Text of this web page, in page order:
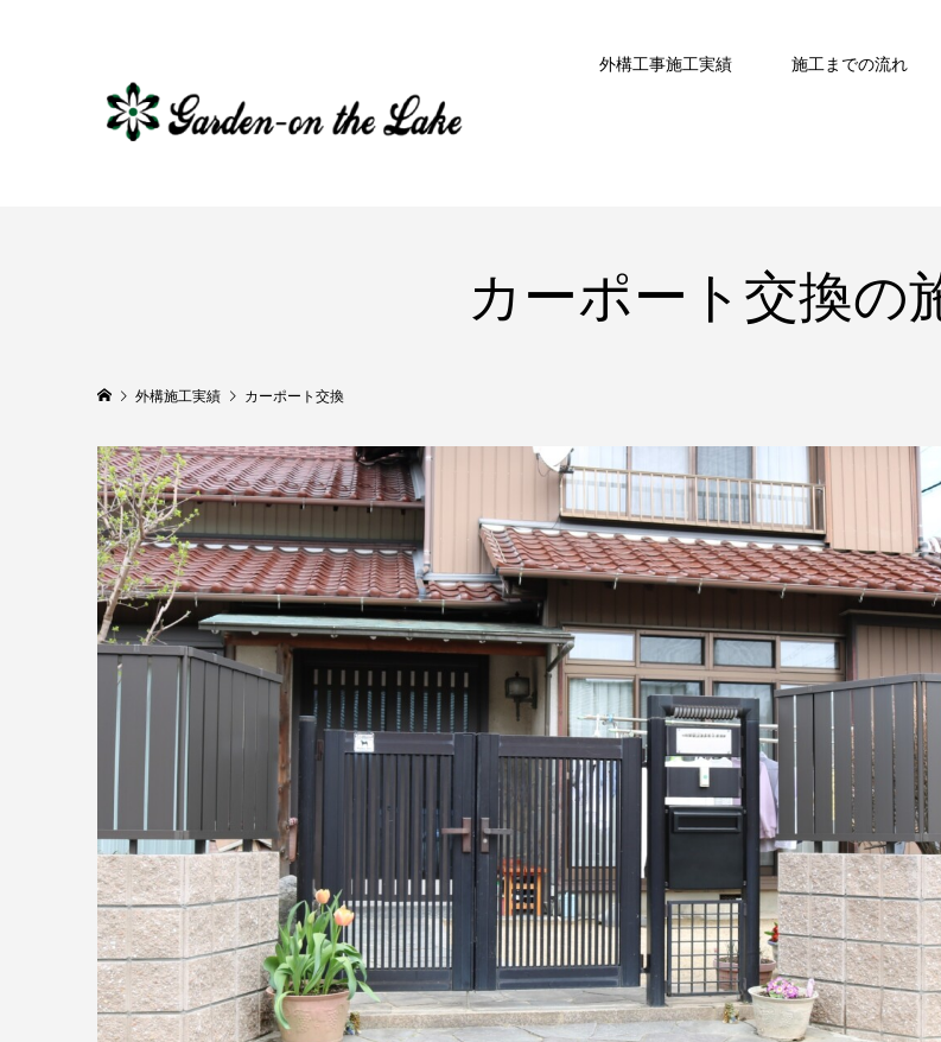
外構工事施工実績 施工までの流れ
カーポート交換の
外構施工実績 カーポート交換